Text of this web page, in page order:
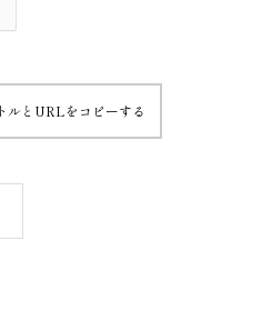
ルとURLをコピーする